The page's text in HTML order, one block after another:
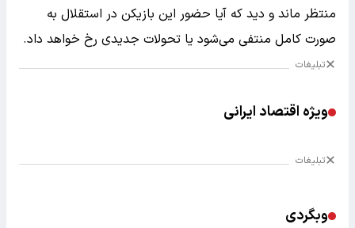
منتظر ماند و دید که آیا حضور این بازیکن در استقلال به
صورت کامل منتفی می‌شود یا تحولات جدیدی رخ خواهد داد.
تبلیغات
ویژه اقتصاد ایرانی
تبلیغات
وبگردی